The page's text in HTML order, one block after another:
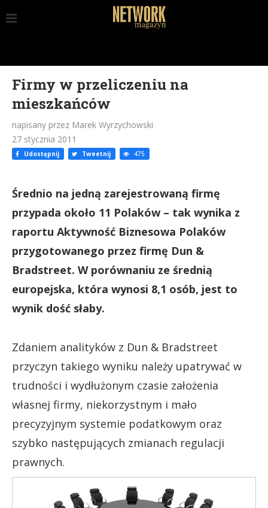
Firmy w przeliczeniu na
mieszkańców
napisany przez Marek Wyrzychowski
27 stycznia 2011
Udostępnij Tweetnij 475
Średnio na jedną zarejestrowaną firmę
przypada około 11 Polaków – tak wynika z
raportu Aktywność Biznesowa Polaków
przygotowanego przez firmę Dun &
Bradstreet. W porównaniu ze średnią
europejska, która wynosi 8,1 osób, jest to
wynik dość słaby.
Zdaniem analityków z Dun & Bradstreet
przyczyn takiego wyniku należy upatrywać w
trudności i wydłużonym czasie założenia
własnej firmy, niekorzystnym i mało
precyzyjnym systemie podatkowym oraz
szybko następujących zmianach regulacji
prawnych.